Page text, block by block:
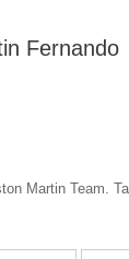
Fernando
Martin Team.